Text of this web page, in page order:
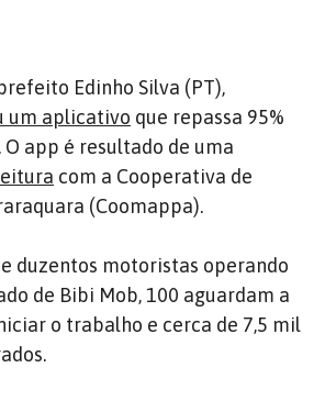
Edinho Silva (PT),
um aplicativo que repassa 95%
app é resultado de uma
com a Cooperativa de
(Coomappa).
duzentos motoristas operando
de Bibi Mob, 100 aguardam a
o trabalho e cerca de 7,5 mil